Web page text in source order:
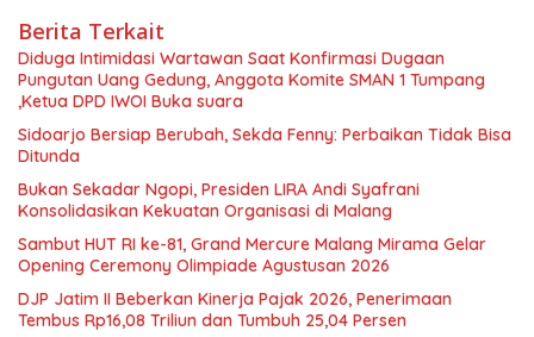
Berita Terkait
Diduga Intimidasi Wartawan Saat Konfirmasi Dugaan
Pungutan Uang Gedung, Anggota Komite SMAN 1 Tumpang
,Ketua DPD IWOI Buka suara
Sidoarjo Bersiap Berubah, Sekda Fenny: Perbaikan Tidak Bisa
Ditunda
Bukan Sekadar Ngopi, Presiden LIRA Andi Syafrani
Konsolidasikan Kekuatan Organisasi di Malang
Sambut HUT RI ke-81, Grand Mercure Malang Mirama Gelar
Opening Ceremony Olimpiade Agustusan 2026
DJP Jatim II Beberkan Kinerja Pajak 2026, Penerimaan
Tembus Rp16,08 Triliun dan Tumbuh 25,04 Persen